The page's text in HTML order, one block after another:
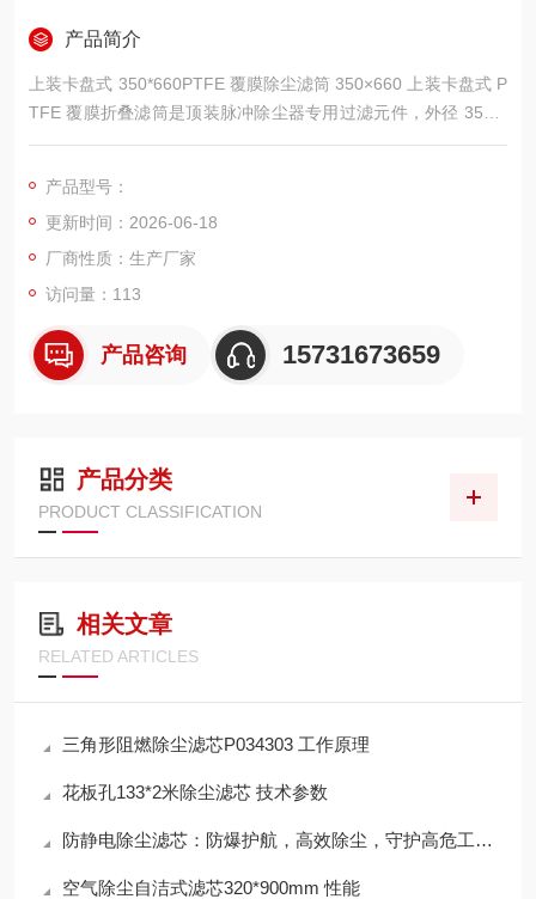
产品简介
上装卡盘式 350*660PTFE 覆膜除尘滤筒 350×660 上装卡盘式 P
TFE 覆膜折叠滤筒是顶装脉冲除尘器专用过滤元件，外径 350m
m、总长 660mm，匹配 360mm 标准除尘花板，从上至下卡盘锁
E 微孔覆膜，单支有效过滤面积 8-10㎡。
产品型号：
更新时间：2026-06-18
厂商性质：生产厂家
访问量：113
产品咨询 15731673659
产品分类
PRODUCT CLASSIFICATION
相关文章
RELATED ARTICLES
三角形阻燃除尘滤芯P034303 工作原理
花板孔133*2米除尘滤芯 技术参数
防静电除尘滤芯：防爆护航，高效除尘，守护高危工况安全
空气除尘自洁式滤芯320*900mm 性能